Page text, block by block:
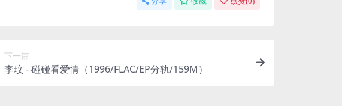
下一篇
李玟 - 碰碰看爱情（1996/FLAC/EP分轨/159M）